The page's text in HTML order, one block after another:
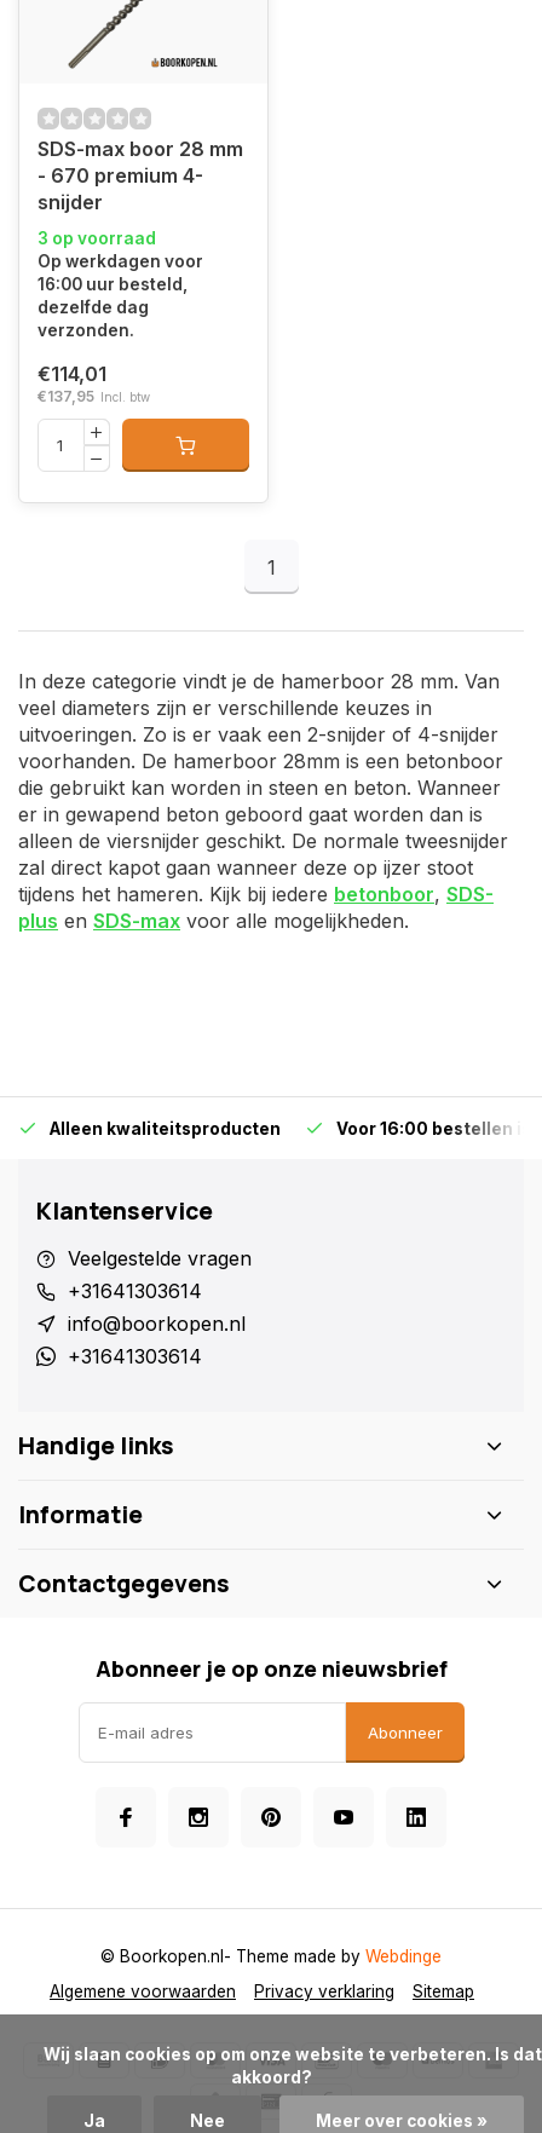
SDS-max boor 28 mm
- 670 premium 4-
snijder
3 op voorraad
Op werkdagen voor
16:00 uur besteld,
dezelfde dag
verzonden.
€114,01
€137,95 Incl. btw
1
In deze categorie vindt je de hamerboor 28 mm. Van
veel diameters zijn er verschillende keuzes in
uitvoeringen. Zo is er vaak een 2-snijder of 4-snijder
voorhanden. De hamerboor 28mm is een betonboor
die gebruikt kan worden in steen en beton. Wanneer
er in gewapend beton geboord gaat worden dan is
alleen de viersnijder geschikt. De normale tweesnijder
zal direct kapot gaan wanneer deze op ijzer stoot
tijdens het hameren. Kijk bij iedere betonboor, SDS-
plus en SDS-max voor alle mogelijkheden.
Alleen kwaliteitsproducten Voor 16:00 bestellen is
Klantenservice
Veelgestelde vragen
+31641303614
info@boorkopen.nl
+31641303614
Handige links
Informatie
Contactgegevens
Abonneer je op onze nieuwsbrief
Abonneer
Algemene voorwaarden Privacy verklaring Sitemap
© Boorkopen.nl - Theme made by Webdinge
akkoord?
Ja Nee Meer over cookies »